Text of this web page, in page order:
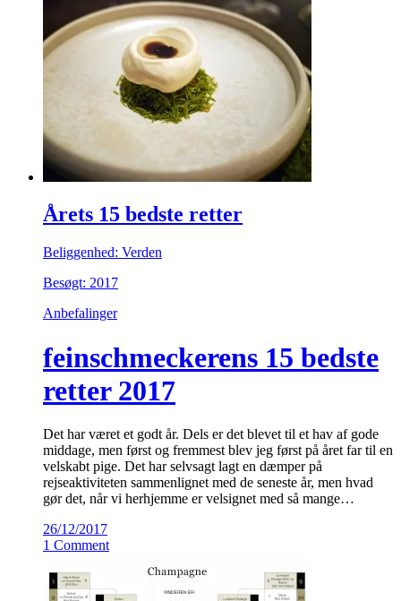
Årets 15 bedste retter
Beliggenhed: Verden
Besøgt: 2017
Anbefalinger
feinschmeckerens 15 bedste
retter 2017
Det har været et godt år. Dels er det blevet til et hav af gode
middage, men først og fremmest blev jeg først på året far til en
velskabt pige. Det har selvsagt lagt en dæmper på
rejseaktiviteten sammenlignet med de seneste år, men hvad
gør det, når vi herhjemme er velsignet med så mange…
26/12/2017
1 Comment